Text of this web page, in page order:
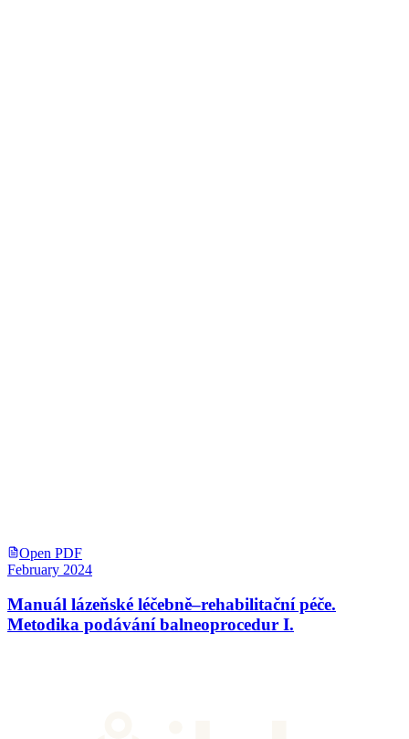
Open PDF
February 2024
Manuál lázeňské léčebně–rehabilitační péče.
Metodika podávání balneoprocedur I.